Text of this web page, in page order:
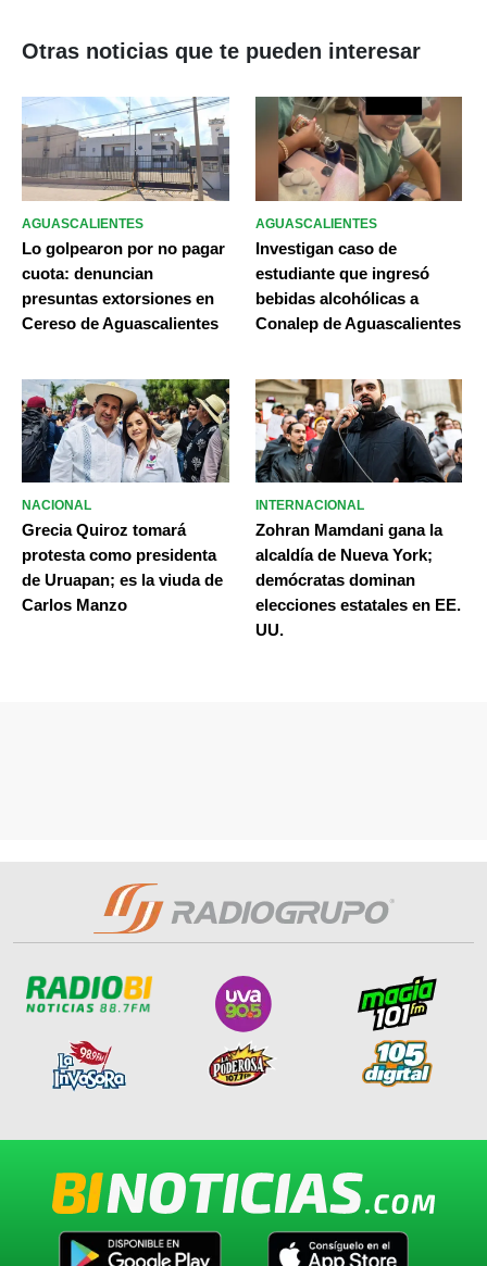
Otras noticias que te pueden interesar
AGUASCALIENTES
Lo golpearon por no pagar
cuota: denuncian
presuntas extorsiones en
Cereso de Aguascalientes
AGUASCALIENTES
Investigan caso de
estudiante que ingresó
bebidas alcohólicas a
Conalep de Aguascalientes
NACIONAL
Grecia Quiroz tomará
protesta como presidenta
de Uruapan; es la viuda de
Carlos Manzo
INTERNACIONAL
Zohran Mamdani gana la
alcaldía de Nueva York;
demócratas dominan
elecciones estatales en EE.
UU.